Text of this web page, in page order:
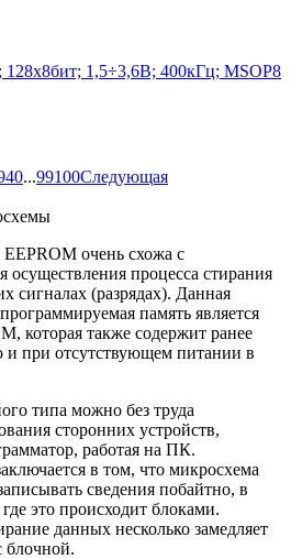
1,5÷3,6В; 400кГц; MSOP8
40...99100Следующая
очень схожа с
процесса стирания
сигналах (разрядах). Данная
память является
которая также содержит ранее
при отсутствующем питании в
типа можно без труда
сторонних устройств,
работая на ПК.
в том, что микросхема
сведения побайтно, в
это происходит блоками.
данных несколько замедляет
блочной.